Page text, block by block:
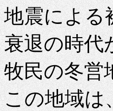
地震による
衰退の時代
牧民の冬営
この地域は